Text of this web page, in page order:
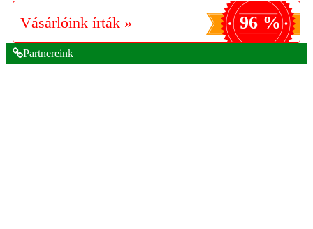
Vásárlóink írták » 96 %
Partnereink